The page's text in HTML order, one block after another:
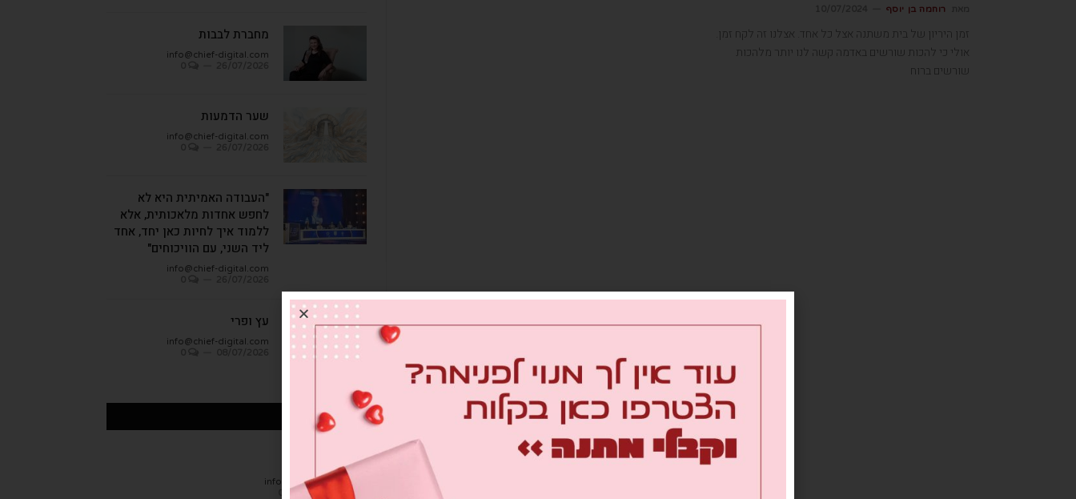
רוחמה בן יוסף
זמן היריון של בית משתנה אצל כל אחד. אצלנו זה לקח זמן.
אולי כי להכות שורשים באדמה קשה לנו יותר מלהכות
שורשים ברוח
מחברת לבבות
info@chief-digital.com
שער הדמעות
info@chief-digital.com
"העבודה האמיתית היא לא
לחפש אחדות מלאכותית, אלא
ללמוד איך לחיות כאן יחד, אחד
ליד השני, עם הוויכוחים"
info@chief-digital.com
עץ ופרי
info@chief-digital.com
כתבות אחרונות
מבחן הגמבה
info@chief-digital.com
26/07/2026